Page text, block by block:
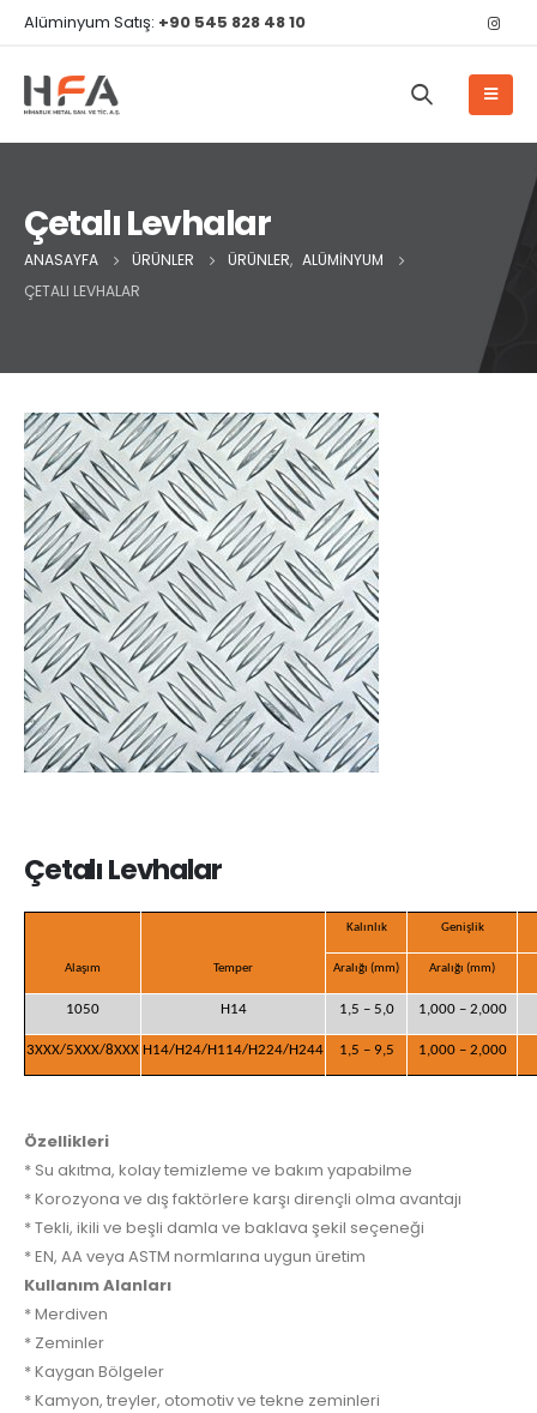
Alüminyum Satış: +90 545 828 48 10
Çetalı Levhalar
ANASAYFA ÜRÜNLER ÜRÜNLER, ALÜMINYUM
ÇETALI LEVHALAR
Çetalı Levhalar
Alaşım Temper
Kalınlık Genişlik
Aralığı (mm) Aralığı (mm)
1050 H14 1,5 – 5,0 1,000 – 2,000
3XXX/5XXX/8XXX H14/H24/H114/H224/H244 1,5 – 9,5 1,000 – 2,000
Özellikleri
* Su akıtma, kolay temizleme ve bakım yapabilme
* Korozyona ve dış faktörlere karşı dirençli olma avantajı
* Tekli, ikili ve beşli damla ve baklava şekil seçeneği
* EN, AA veya ASTM normlarına uygun üretim
Kullanım Alanları
* Merdiven
* Zeminler
* Kaygan Bölgeler
* Kamyon, treyler, otomotiv ve tekne zeminleri